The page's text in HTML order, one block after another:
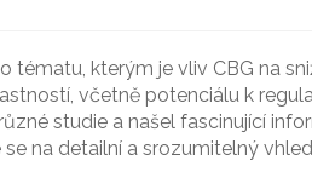
kterým je vliv CBG na
včetně potenciálu k
studie a našel fascinující
na detailní a srozumitelný